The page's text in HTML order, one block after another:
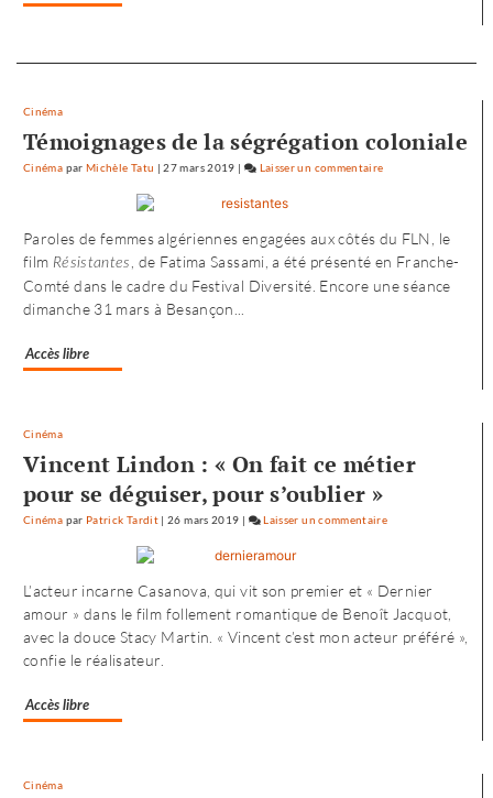
Separateur
Cinéma
Témoignages de la ségrégation coloniale
Cinéma par Michèle Tatu |27 mars 2019 Laisser un commentaire
l’Ouest
de
«
Paroles de femmes algériennes engagées aux côtés du FLN, le
film Résistantes , de Fatima Sassami, a été présenté en Franche-
Comté dans le cadre du Festival Diversité. Encore une séance
dimanche 31 mars à Besançon...
Accès libre
Cinéma
Vincent Lindon : « On fait ce métier
pour se déguiser, pour s’oublier »
Cinéma par Patrick Tardit |26 mars 2019 | Laisser un commentaire
l’Ouest
de
«
L’acteur incarne Casanova, qui vit son premier et « Dernier
amour » dans le film follement romantique de Benoît Jacquot,
avec la douce Stacy Martin. « Vincent c’est mon acteur préféré »,
confie le réalisateur.
Accès libre
Cinéma